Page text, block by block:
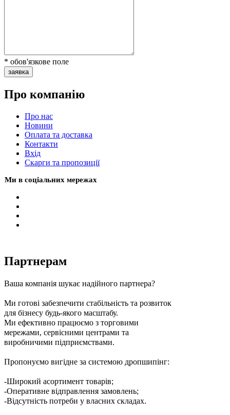
* обов'язкове поле
заявка
Про компанію
Про нас
Новини
Оплата та доставка
Контакти
Вхiд
Скарги та пропозиції
Ми в соціальних мережах
Партнерам
Ваша компанія шукає надійного партнера?
Ми готові забезпечити стабільність та розвиток
для бізнесу будь-якого масштабу.
Ми ефективно працюємо з торговими
мережами, сервісними центрами та
виробничими підприємствами.
Пропонуємо вигідне за системою дропшипінг:
-Широкий асортимент товарів;
-Оперативне відправлення замовлень;
-Відсутність потреби у власних складах.